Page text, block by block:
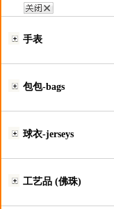
手表
包包-bags
球衣-jerseys
工艺品 (佛珠)